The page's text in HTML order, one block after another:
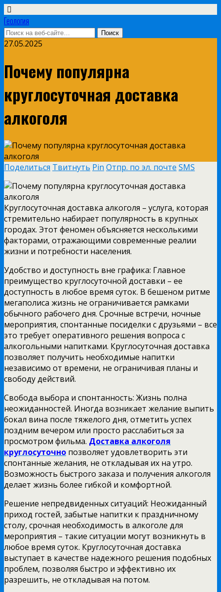
Геология
27.05.2025
Почему популярна
круглосуточная доставка
алкоголя
Поделиться Твитнуть Pin Отпр. по эл. почте SMS
Круглосуточная доставка алкоголя – услуга, которая
стремительно набирает популярность в крупных
городах. Этот феномен объясняется несколькими
факторами, отражающими современные реалии
жизни и потребности населения.
Удобство и доступность вне графика: Главное
преимущество круглосуточной доставки – ее
доступность в любое время суток. В бешеном ритме
мегаполиса жизнь не ограничивается рамками
обычного рабочего дня. Срочные встречи, ночные
мероприятия, спонтанные посиделки с друзьями – все
это требует оперативного решения вопроса с
алкогольными напитками. Круглосуточная доставка
позволяет получить необходимые напитки
независимо от времени, не ограничивая планы и
свободу действий.
Свобода выбора и спонтанность: Жизнь полна
неожиданностей. Иногда возникает желание выпить
бокал вина после тяжелого дня, отметить успех
поздним вечером или просто расслабиться за
просмотром фильма. Доставка алкоголя
круглосуточно позволяет удовлетворить эти
спонтанные желания, не откладывая их на утро.
Возможность быстрого заказа и получения алкоголя
делает жизнь более гибкой и комфортной.
Решение непредвиденных ситуаций: Неожиданный
приход гостей, забытые напитки к праздничному
столу, срочная необходимость в алкоголе для
мероприятия – такие ситуации могут возникнуть в
любое время суток. Круглосуточная доставка
выступает в качестве надежного решения подобных
проблем, позволяя быстро и эффективно их
разрешить, не откладывая на потом.